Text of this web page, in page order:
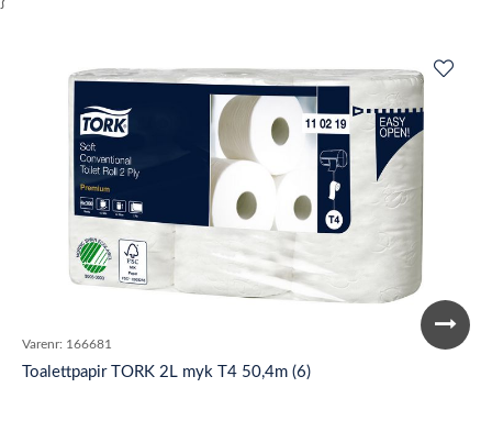
Varenr: 166681
Toalettpapir TORK 2L myk T4 50,4m (6)